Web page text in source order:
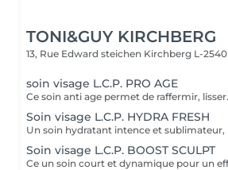
TONI&GUY KIRCHBERG
13, Rue Edward steichen Kirchberg L-2540
soin visage L.C.P. PRO AGE
Soin visage L.C.P. HYDRA FRESH
Soin visage L.C.P. BOOST SCULPT